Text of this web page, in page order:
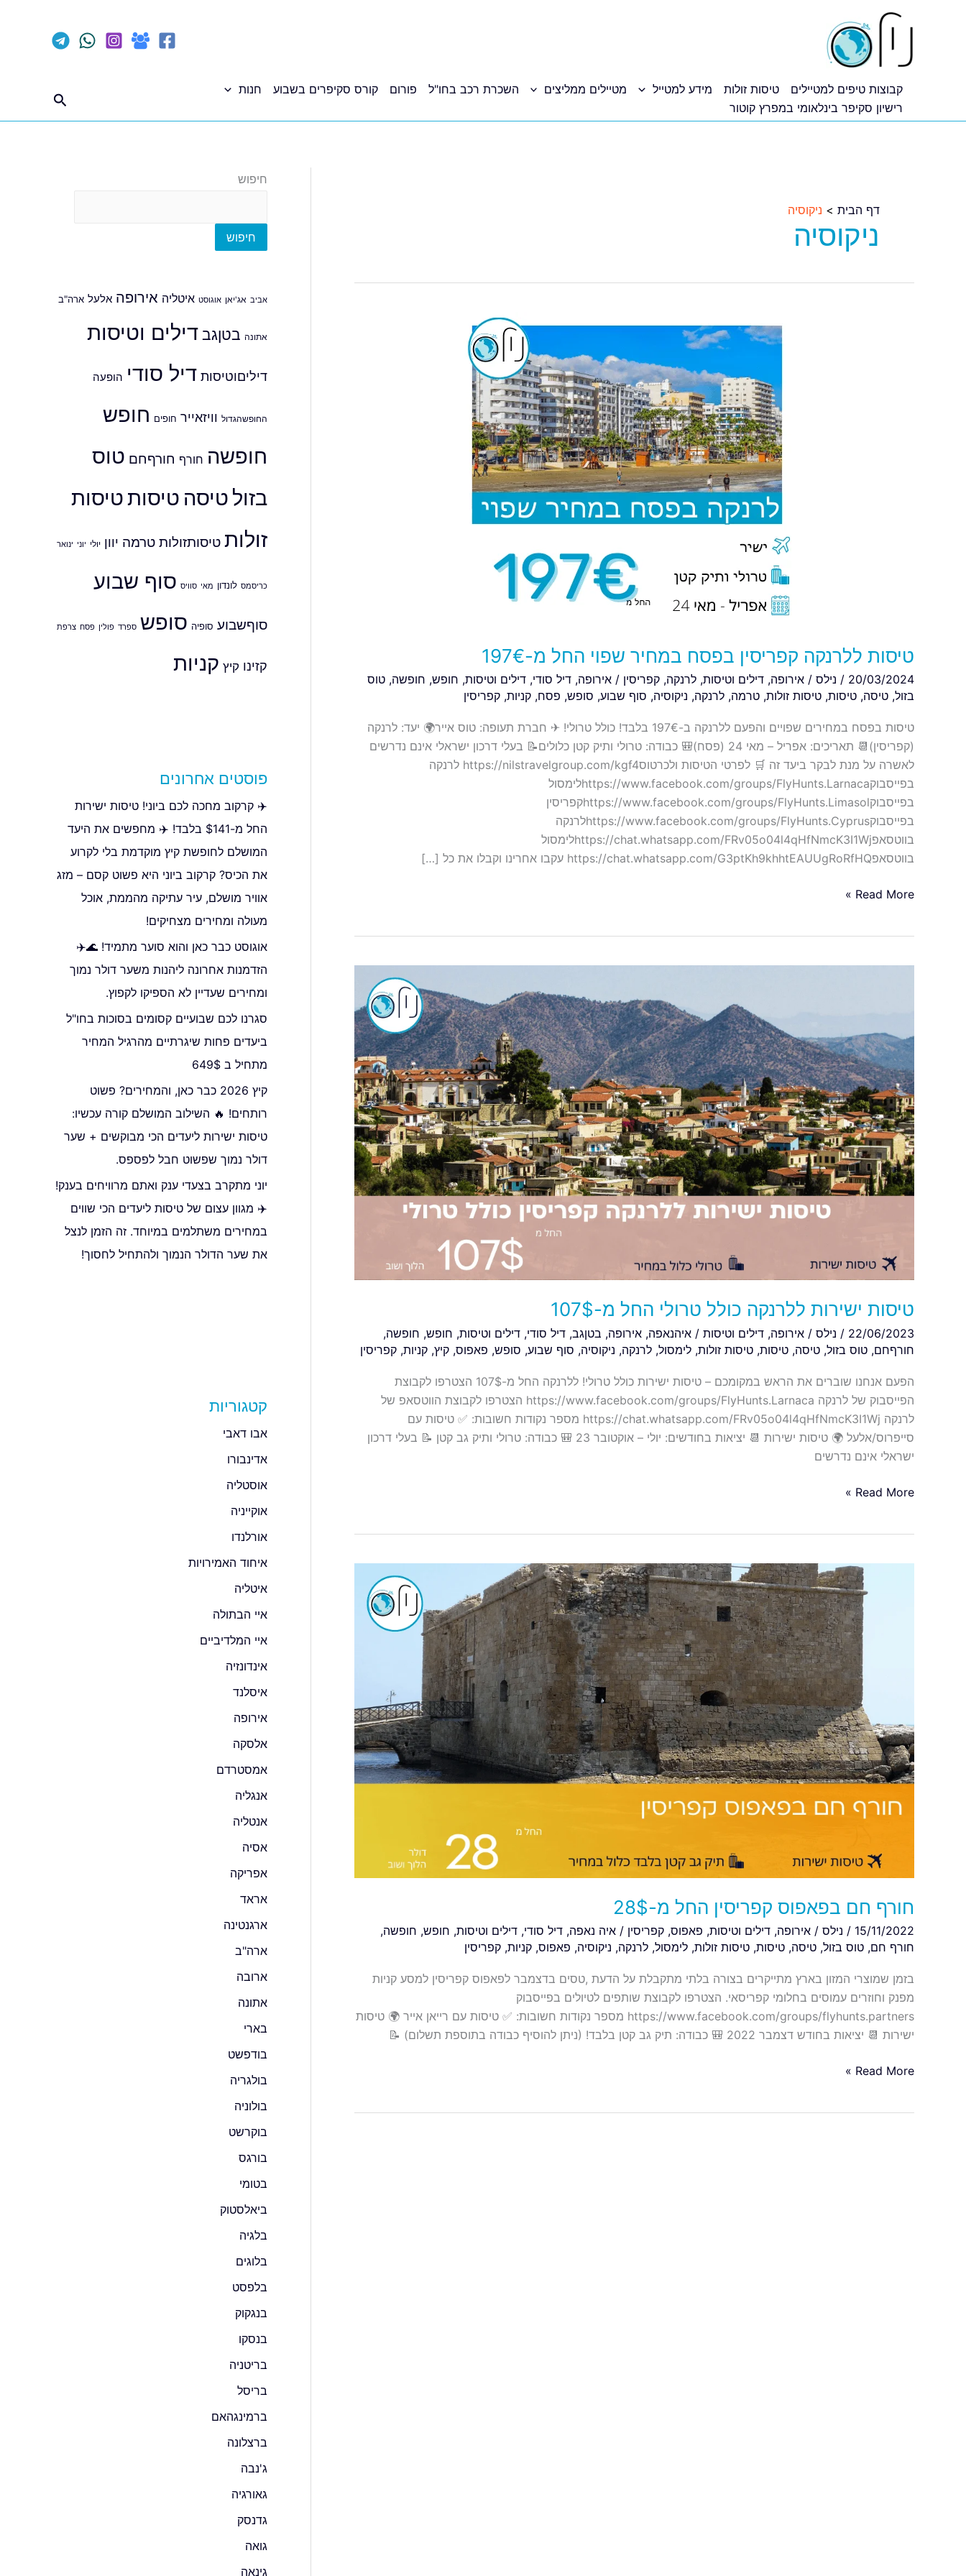
קבוצות טיפים למטיילים טיסות זולות מידע למטייל מטיילים ממליצים השכרת רכב בחו"ל פורום קורס סקיפרים בשבוע
חנות
רישיון סקיפר בינלאומי במפרץ קוטור
חיפוש
דף הבית ניקוסיה
ניקוסיה
טיסות ללרנקה קפריסין בפסח במחיר שפוי החל מ-197€
20/03/2024
/ נילס / אירופה, דילים וטיסות, לרנקה, קפריסין / אירופה, דיל סודי, דילים וטיסות, חופש, חופשה, טוס
בזול, טיסה, טיסות, טיסות זולות, טרמה, לרנקה, ניקוסיה, סוף שבוע, סופש, פסח, קניות, קפריסין
טיסות בפסח במחירים שפויים והפעם ללרנקה ב-197€ בלבד! כולל טרולי! ✈ חברת תעופה: טוס אייר🌍 יעד: לרנקה
(קפריסין)📆 תאריכים: אפריל – מאי 24 (פסח)🎒 כבודה: טרולי ותיק קטן כלולים📝 בעלי דרכון ישראלי אינם נדרשים
לאשרה על מנת לבקר ביעד זה 🛒 לפרטי הטיסות ולכרטוסhttps://nilstravelgroup.com/kgf4 לרנקה
בפייסבוקhttps://www.facebook.com/groups/FlyHunts.Larnacaלימסול
בפייסבוקhttps://www.facebook.com/groups/FlyHunts.Limasolקפריסין
בפייסבוקhttps://www.facebook.com/groups/FlyHunts.Cyprusלרנקה
בווטסאפhttps://chat.whatsapp.com/FRv05o04l4qHfNmcK3I1Wjלימסול
בווטסאפhttps://chat.whatsapp.com/G3ptKh9khhtEAUUgRoRfHQ עקבו אחרינו וקבלו את כל […]
Read More »
טיסות ישירות ללרנקה כולל טרולי החל מ-107$
22/06/2023
/ נילס / אירופה, דילים וטיסות / איהנאפה, אירופה, בטןגב, דיל סודי, דילים וטיסות, חופש, חופשה,
חורףחם, טוס בזול, טיסה, טיסות, טיסות זולות, לימסול, לרנקה, ניקוסיה, סוף שבוע, סופש, פאפוס, קיץ, קניות, קפריסין
הפעם אנחנו שוברים את הראש במקומכם – טיסות ישירות כולל טרולי! ללרנקה החל מ-107$ הצטרפו לקבוצת
הפייסבוק של לרנקה https://www.facebook.com/groups/FlyHunts.Larnaca הצטרפו לקבוצת הווטסאפ של
לרנקה https://chat.whatsapp.com/FRv05o04l4qHfNmcK3I1Wj מספר נקודות חשובות: ✅ טיסות עם
סייפרוס/אלעל 🌍 טיסות ישירות 📆 יציאות בחודשים: יולי – אוקטובר 23 🎒 כבודה: טרולי ותיק גב קטן 📝 בעלי דרכון
ישראלי אינם נדרשים
טרולי
החל
מ-107$
Read More »
חורף חם בפאפוס קפריסין החל מ-28$
15/11/2022
/ נילס / אירופה, דילים וטיסות, פאפוס, קפריסין / איה נאפה, דיל סודי, דילים וטיסות, חופש, חופשה,
חורף חם, טוס בזול, טיסה, טיסות, טיסות זולות, לימסול, לרנקה, ניקוסיה, פאפוס, קניות, קפריסין
בזמן שמוצרי המזון בארץ מתייקרים בצורה בלתי מתקבלת על הדעת ,טסים בדצמבר לפאפוס קפריסין למסע קניות
מפנק וחוזרים עמוסים בחלומי קפריסאי. הצטרפו לקבוצת שותפים לטיולים בפייסבוק
https://www.facebook.com/groups/flyhunts.partners מספר נקודות חשובות: ✅ טיסות עם רייאן אייר 🌍 טיסות
ישירות 📆 יציאות בחודש דצמבר 2022 🎒 כבודה: תיק גב קטן בלבד! (ניתן להוסיף כבודה בתוספת תשלום) 📝
Read More »
חיפוש
חיפוש
אביב אג'יאן אוגוסט איטליה אירופה אלעל ארה"ב
אתונה בטןגב דילים וטיסות
דיליםוטיסות דיל סודי הופעה
החופשהגדול וויזאייר חופים חופש
חופשה חורף חורףחם טוס
בזול טיסה טיסותטיסות
זולות טיסותזולות טרמה יוון יולי יוני ינואר
כריסמס לונדון מאי סוויס סוף שבוע
סוףשבוע סופיה סופש ספרד פולין פסח צרפת
קזינו קיץ קניות
פוסטים אחרונים
✈️ קרקוב מחכה לכם ביוני! טיסות ישירות
החל מ-$141 בלבד! ✈️ מחפשים את היעד
המושלם לחופשת קיץ מוקדמת בלי לקרוע
את הכיס? קרקוב ביוני היא פשוט קסם – מזג
אוויר מושלם, עיר עתיקה מהממת, אוכל
מעולה ומחירים מצחיקים!
אוגוסט כבר כאן והוא סוער מתמיד! 🌊✈️
הזדמנות אחרונה ליהנות משער דולר נמוך
ומחירים שעדיין לא הספיקו לקפוץ.
סגרנו לכם שבועיים קסומים בסוכות בחו"ל
ביעדים פחות שיגרתיים מהרגיל המחיר
מתחיל ב 649$
קיץ 2026 כבר כאן, והמחירים? פשוט
רותחים! 🔥 השילוב המושלם קורה עכשיו:
טיסות ישירות ליעדים הכי מבוקשים + שער
דולר נמוך שפשוט חבל לפספס.
יוני מתקרב בצעדי ענק ואתם מרוויחים בענק!
✈️ מגוון עצום של טיסות ליעדים הכי שווים
במחירים משתלמים במיוחד. זה הזמן לנצל
את שער הדולר הנמוך ולהתחיל לחסוך!
קטגוריות
אבו דאבי
אדינבורו
אוסטליה
אוקייניה
אורלנדו
איחוד האמירויות
איטליה
איי הבתולה
איי המלדיביים
אינדונזיה
איסלנד
אירופה
אלסקה
אמסטרדם
אנגליה
אנטליה
אסיה
אפריקה
אראד
ארגנטינה
ארה"ב
ארובה
אתונה
בארי
בודפשט
בולגריה
בולוניה
בוקרשט
בורגס
בטומי
ביאלסטוק
בלגיה
בלוגים
בלפסט
בנגקוק
בנסקו
בריטניה
בריסל
ברמינגהאם
ברצלונה
ג'נבה
גאורגיה
גדנסק
גואה
גינאה